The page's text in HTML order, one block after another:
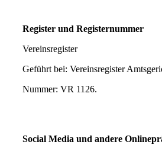
Register und Registernummer
Vereinsregister
Geführt bei: Vereinsregister
Nummer: VR 1126.
Social Media und andere